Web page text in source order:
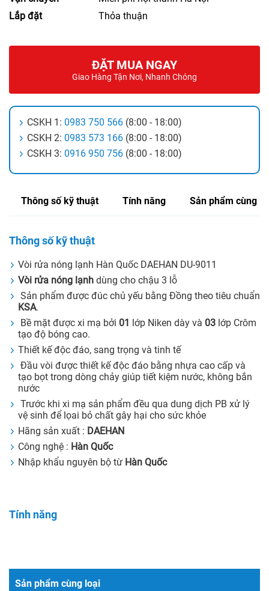
Lắp đặt
Thỏa thuận
ĐẶT MUA NGAY
Giao Hàng Tận Nơi, Nhanh Chóng
CSKH 1: 0983 750 566 (8:00 - 18:00)
CSKH 2: 0983 573 166 (8:00 - 18:00)
CSKH 3: 0916 950 756 (8:00 - 18:00)
Thông số kỹ thuật Tính năng Sản phẩm cùng
Thông số kỹ thuật
Vòi rửa nóng lạnh Hàn Quốc DAEHAN DU-9011
Vòi rửa nóng lạnh dùng cho chậu 3 lỗ
Sản phẩm được đúc chủ yếu bằng Đồng theo tiêu chuẩn
KSA.
Bề mặt được xi mạ bởi 01 lớp Niken dày và 03 lớp Crôm
tạo độ bóng cao.
Thiết kế độc đáo, sang trọng và tinh tế
Đầu vòi được thiết kế độc đáo bằng nhựa cao cấp và
tạo bọt trong dòng chảy giúp tiết kiệm nước, không bắn
nước
Trước khi xi mạ sản phẩm đều qua dung dịch PB xử lý
vệ sinh để lọai bỏ chất gây hại cho sức khỏe
Hãng sản xuất : DAEHAN
Công nghệ : Hàn Quốc
Nhập khẩu nguyên bộ từ Hàn Quốc
Tính năng
Sản phẩm cùng loại